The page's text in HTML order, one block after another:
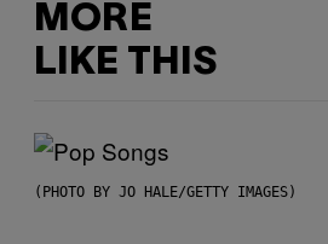
MORE
LIKE THIS
(PHOTO BY JO HALE/GETTY IMAGES)